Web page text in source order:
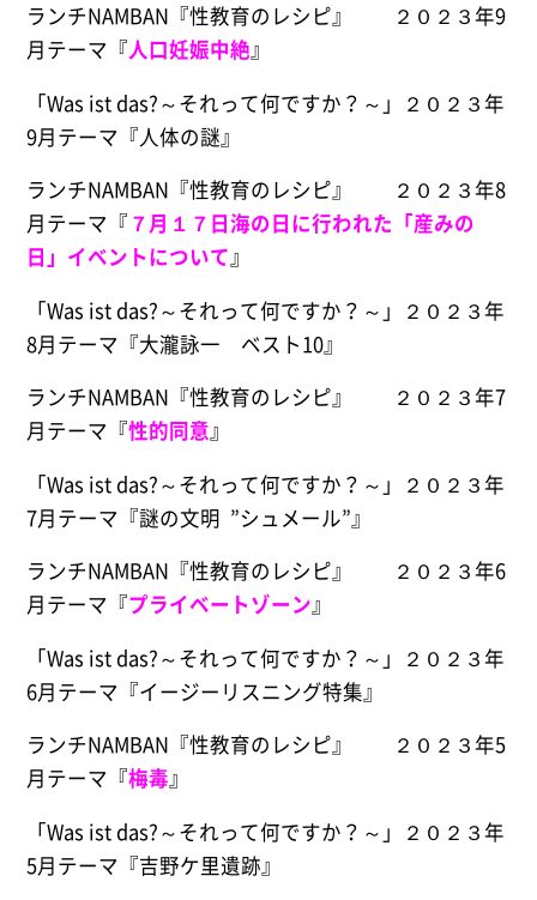
ランチNAMBAN『性教育のレシピ』 ２０２３年9
月テーマ『人口妊娠中絶』
「Was ist das?～それって何ですか？～」２０２３年
9月テーマ『人体の謎』
ランチNAMBAN『性教育のレシピ』 ２０２３年8
月テーマ『 ７月１７日海の日に行われた「産みの
日」イベントについて』
「Was ist das?～それって何ですか？～」２０２３年
8月テーマ『大瀧詠一 ベスト10』
ランチNAMBAN『性教育のレシピ』 ２０２３年7
月テーマ『性的同意』
「Was ist das?～それって何ですか？～」２０２３年
7月テーマ『謎の文明 ”シュメール”』
ランチNAMBAN『性教育のレシピ』 ２０２３年6
月テーマ『プライベートゾーン』
「Was ist das?～それって何ですか？～」２０２３年
6月テーマ『イージーリスニング特集』
ランチNAMBAN『性教育のレシピ』 ２０２３年5
月テーマ『梅毒』
「Was ist das?～それって何ですか？～」２０２３年
5月テーマ『吉野ケ里遺跡』